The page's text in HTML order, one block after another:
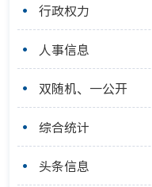
行政权力
人事信息
双随机、一公开
综合统计
头条信息